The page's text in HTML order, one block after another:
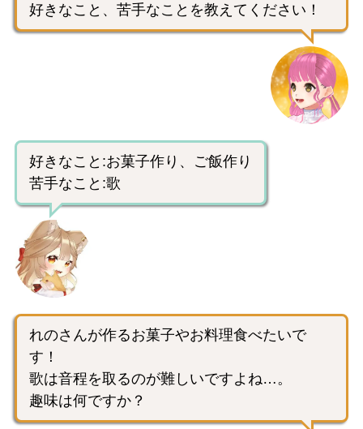
好きなこと、苦手なことを教えてください！
好きなこと:お菓子作り、ご飯作り
苦手なこと:歌
れのさんが作るお菓子やお料理食べたいで
す！
歌は音程を取るのが難しいですよね…。
趣味は何ですか？